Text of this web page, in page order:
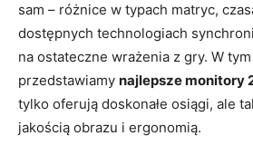
sam – różnice w typach matryc,
dostępnych technologiach
na ostateczne wrażenia z gry. W
przedstawiamy najlepsze monitory
tylko oferują doskonałe osiągi, ale
jakością obrazu i ergonomią.